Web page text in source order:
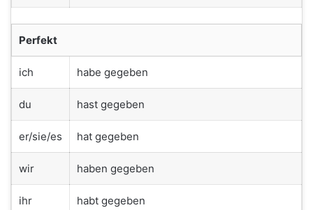
Perfekt
ich habe gegeben
du hast gegeben
er/sie/es hat gegeben
wir haben gegeben
ihr habt gegeben